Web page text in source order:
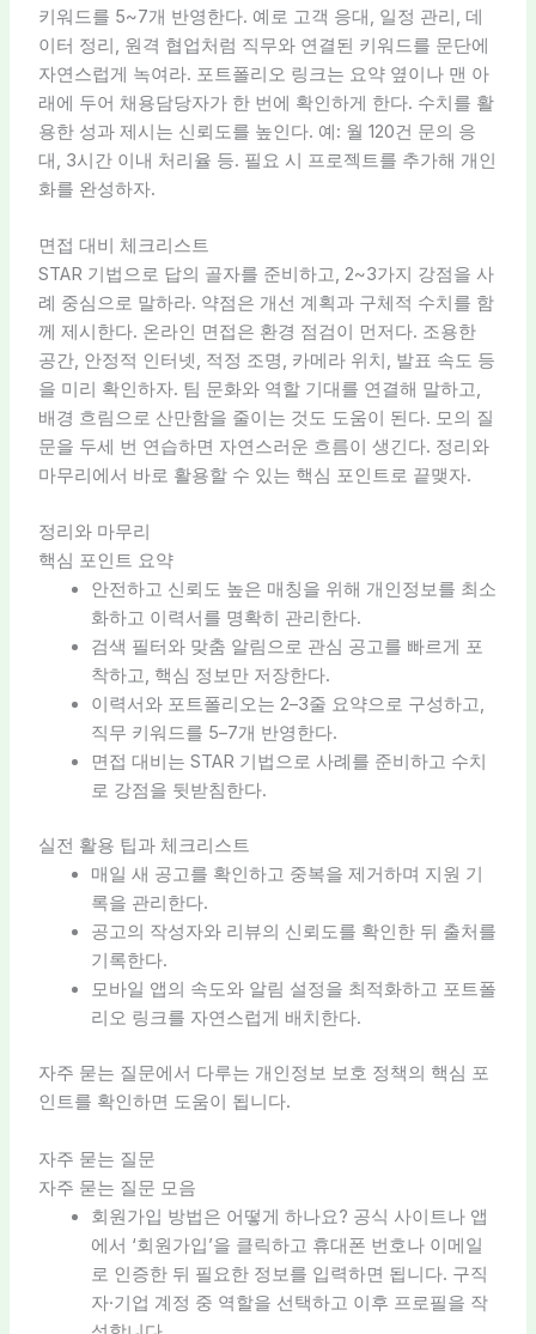
키워드를 5~7개 반영한다. 예로 고객 응대, 일정 관리, 데
이터 정리, 원격 협업처럼 직무와 연결된 키워드를 문단에
자연스럽게 녹여라. 포트폴리오 링크는 요약 옆이나 맨 아
래에 두어 채용담당자가 한 번에 확인하게 한다. 수치를 활
용한 성과 제시는 신뢰도를 높인다. 예: 월 120건 문의 응
대, 3시간 이내 처리율 등. 필요 시 프로젝트를 추가해 개인
화를 완성하자.
면접 대비 체크리스트
STAR 기법으로 답의 골자를 준비하고, 2~3가지 강점을 사
례 중심으로 말하라. 약점은 개선 계획과 구체적 수치를 함
께 제시한다. 온라인 면접은 환경 점검이 먼저다. 조용한
공간, 안정적 인터넷, 적정 조명, 카메라 위치, 발표 속도 등
을 미리 확인하자. 팀 문화와 역할 기대를 연결해 말하고,
배경 흐림으로 산만함을 줄이는 것도 도움이 된다. 모의 질
문을 두세 번 연습하면 자연스러운 흐름이 생긴다. 정리와
마무리에서 바로 활용할 수 있는 핵심 포인트로 끝맺자.
정리와 마무리
핵심 포인트 요약
안전하고 신뢰도 높은 매칭을 위해 개인정보를 최소
화하고 이력서를 명확히 관리한다.
검색 필터와 맞춤 알림으로 관심 공고를 빠르게 포
착하고, 핵심 정보만 저장한다.
이력서와 포트폴리오는 2–3줄 요약으로 구성하고,
직무 키워드를 5–7개 반영한다.
면접 대비는 STAR 기법으로 사례를 준비하고 수치
로 강점을 뒷받침한다.
실전 활용 팁과 체크리스트
매일 새 공고를 확인하고 중복을 제거하며 지원 기
록을 관리한다.
공고의 작성자와 리뷰의 신뢰도를 확인한 뒤 출처를
기록한다.
모바일 앱의 속도와 알림 설정을 최적화하고 포트폴
리오 링크를 자연스럽게 배치한다.
자주 묻는 질문에서 다루는 개인정보 보호 정책의 핵심 포
인트를 확인하면 도움이 됩니다.
자주 묻는 질문
자주 묻는 질문 모음
회원가입 방법은 어떻게 하나요? 공식 사이트나 앱
에서 ‘회원가입’을 클릭하고 휴대폰 번호나 이메일
로 인증한 뒤 필요한 정보를 입력하면 됩니다. 구직
자·기업 계정 중 역할을 선택하고 이후 프로필을 작